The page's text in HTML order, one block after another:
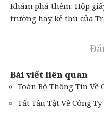
Khám phá thêm: Hộp
trường hay kẻ thù của
Bài viết liên quan
Toàn Bộ Thông Tin Về
Tất Tần Tật Về Công